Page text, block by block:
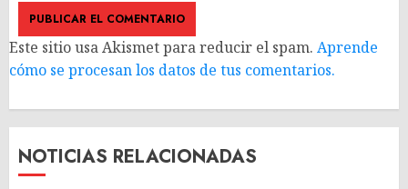
Este sitio usa Akismet para reducir el spam. Aprende
cómo se procesan los datos de tus comentarios.
NOTICIAS RELACIONADAS